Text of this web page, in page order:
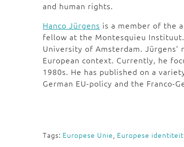
and human rights.
Hanco Jürgens is a member of the
fellow at the Montesquieu
University of Amsterdam.
European context. Currently, he
1980s. He has published on a
German EU-policy and the Franco-
Tags: Europese Unie, Europese identiteit